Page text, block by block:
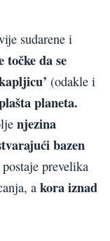
sudarene i
točke da se
(odakle i
planeta.
njezina
bazen
prevelika
a kora iznad